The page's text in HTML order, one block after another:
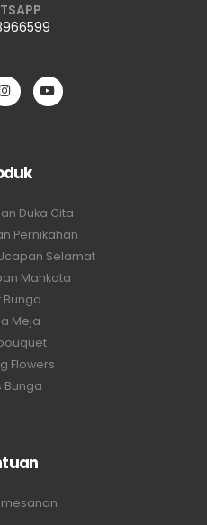
Duka Cita
Pernikahan
Selamat
Mahkota
Bunga
Meja
Flowers
Bunga